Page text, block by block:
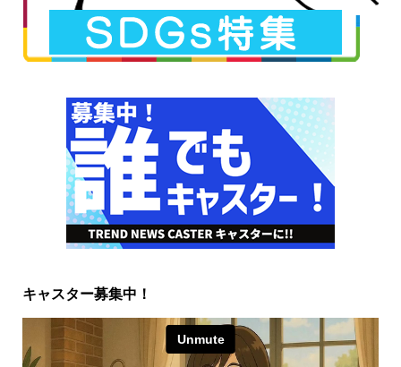
キャスター募集中！